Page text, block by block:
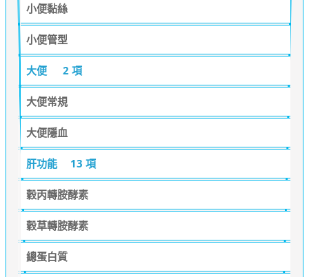
小便黏絲
小便管型
大便 2 項
大便常規
大便隱血
肝功能 13 項
穀丙轉胺酵素
穀草轉胺酵素
總蛋白質